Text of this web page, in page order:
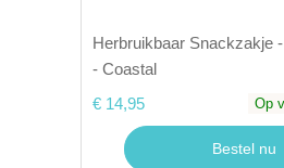
Herbruikbaar Snackzakje
- Coastal
€ 14,95
Op
Bestel nu